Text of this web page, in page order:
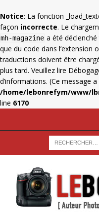
Notice: La fonction
façon incorrecte. Le
mh-magazine a été
que du code dans l’extension
traductions doivent être
plus tard. Veuillez lire
d’informations. (Ce message
/home/lebonrefym/www/
line 6170